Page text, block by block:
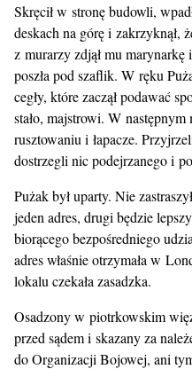
Skręcił w stronę budowli,
deskach na górę i zakrzyknął,
z murarzy zdjął mu
poszła pod szaflik. W ręku
cegły, które zaczął podawać
stało, majstrowi. W
rusztowaniu i łapacze.
dostrzegli nic podejrzanego i
Pużak był uparty. Nie
jeden adres, drugi będzie
biorącego bezpośredniego
adres właśnie otrzymała w
lokalu czekała zasadzka.
Osadzony w piotrkowskim
przed sądem i skazany za
do Organizacji Bojowej, ani